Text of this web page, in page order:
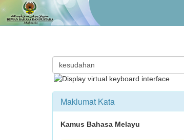
Maklumat Kata
Kamus Bahasa Melayu